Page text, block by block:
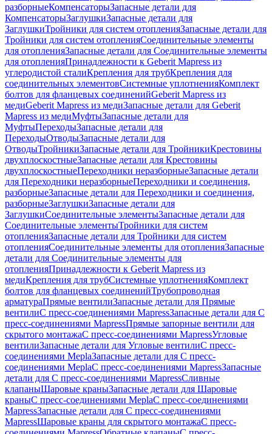
разборныеКомпенсаторыЗапасные детали для
КомпенсаторыЗаглушкиЗапасные детали для
ЗаглушкиТройники для систем отопленияЗапасные детали для
Тройники для систем отопленияСоединительные элементы
для отопленияЗапасные детали для Соединительные элементы
для отопленияПринадлежности к Geberit Mapress из
углеродистой сталиКрепления для трубКрепления для
соединительных элементовСистемные уплотненияКомплект
болтов для фланцевых соединенийGeberit Mapress из
медиGeberit Mapress из медиЗапасные детали для Geberit
Mapress из медиМуфтыЗапасные детали для
МуфтыПереходыЗапасные детали для
ПереходыОтводыЗапасные детали для
ОтводыТройникиЗапасные детали для ТройникиКрестовины
двухплоскостныеЗапасные детали для Крестовины
двухплоскостныеПереходники неразборныеЗапасные детали
для Переходники неразборныеПереходники и соединения,
разборныеЗапасные детали для Переходники и соединения,
разборныеЗаглушкиЗапасные детали для
ЗаглушкиСоединительные элементыЗапасные детали для
Соединительные элементыТройники для систем
отопленияЗапасные детали для Тройники для систем
отопленияСоединительные элементы для отопленияЗапасные
детали для Соединительные элементы для
отопленияПринадлежности к Geberit Mapress из
медиКрепления для трубСистемные уплотненияКомплект
болтов для фланцевых соединенийТрубопроводная
арматураПрямые вентилиЗапасные детали для Прямые
вентилиС пресс-соединениями MapressЗапасные детали для С
пресс-соединениями MapressПрямые запорные вентили для
скрытого монтажаС пресс-соединениями MapressУгловые
вентилиЗапасные детали для Угловые вентилиС пресс-
соединениями MeplaЗапасные детали для С пресс-
соединениями MeplaС пресс-соединениями MapressЗапасные
детали для С пресс-соединениями MapressСливные
клапаныШаровые краныЗапасные детали для Шаровые
краныС пресс-соединениями MeplaС пресс-соединениями
MapressЗапасные детали для С пресс-соединениями
MapressШаровые краны для скрытого монтажаС пресс-